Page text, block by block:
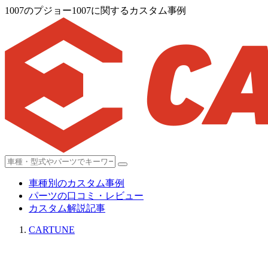
1007のプジョー1007に関するカスタム事例
車種別のカスタム事例
パーツの口コミ・レビュー
カスタム解説記事
CARTUNE